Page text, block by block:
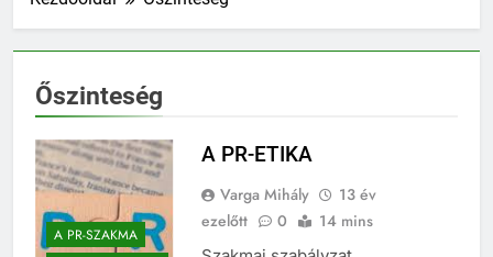
Őszinteség
A PR-SZAKMA
A PR-ETIKA
Varga Mihály
13 év
ezelőtt
0 14 mins